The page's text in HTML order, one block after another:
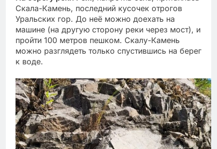
Скала-Камень, последний кусочек отрогов
Уральских гор. До неё можно доехать на
машине (на другую сторону реки через мост), и
пройти 100 метров пешком. Скалу-Камень
можно разглядеть только спустившись на берег
к воде.